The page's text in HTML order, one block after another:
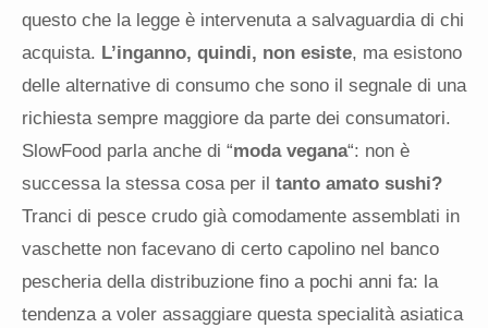
questo che la legge è intervenuta a salvaguardia di chi
acquista. L’inganno, quindi, non esiste, ma esistono
delle alternative di consumo che sono il segnale di una
richiesta sempre maggiore da parte dei consumatori.
SlowFood parla anche di “moda vegana“: non è
successa la stessa cosa per il tanto amato sushi?
Tranci di pesce crudo già comodamente assemblati in
vaschette non facevano di certo capolino nel banco
pescheria della distribuzione fino a pochi anni fa: la
tendenza a voler assaggiare questa specialità asiatica